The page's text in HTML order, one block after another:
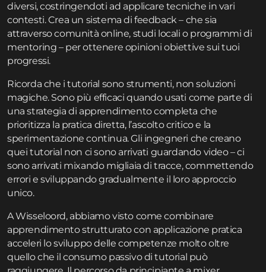
diversi, costringendoti ad applicare tecniche in vari
contesti. Crea un sistema di feedback – che sia
attraverso comunità online, studi locali o programmi di
mentoring – per ottenere opinioni obiettive sui tuoi
progressi.
Ricorda che i tutorial sono strumenti, non soluzioni
magiche. Sono più efficaci quando usati come parte di
una strategia di apprendimento completa che
prioritizza la pratica diretta, l’ascolto critico e la
sperimentazione continua. Gli ingegneri che creano
quei tutorial non ci sono arrivati guardando video – ci
sono arrivati mixando migliaia di tracce, commettendo
errori e sviluppando gradualmente il loro approccio
unico.
A Wisseloord, abbiamo visto come combinare
apprendimento strutturato con applicazione pratica
acceleri lo sviluppo delle competenze molto oltre
quello che il consumo passivo di tutorial può